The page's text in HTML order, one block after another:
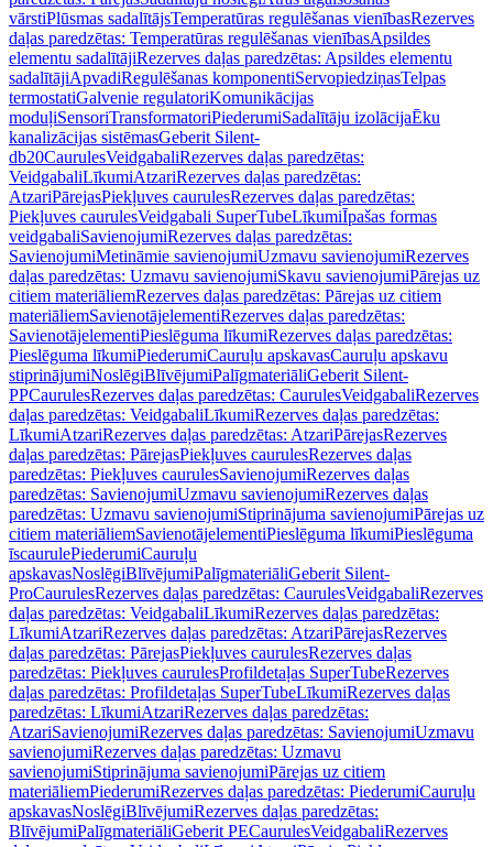
vārstiPlūsmas sadalītājsTemperatūras regulēšanas vienībasRezerves
daļas paredzētas: Temperatūras regulēšanas vienībasApsildes
elementu sadalītājiRezerves daļas paredzētas: Apsildes elementu
sadalītājiApvadiRegulēšanas komponentiServopiedziņasTelpas
termostatiGalvenie regulatoriKomunikācijas
moduļiSensoriTransformatoriPiederumiSadalītāju izolācijaĒku
kanalizācijas sistēmasGeberit Silent-
db20CaurulesVeidgabaliRezerves daļas paredzētas:
VeidgabaliLīkumiAtzariRezerves daļas paredzētas:
AtzariPārejasPiekļuves caurulesRezerves daļas paredzētas:
Piekļuves caurulesVeidgabali SuperTubeLīkumiĪpašas formas
veidgabaliSavienojumiRezerves daļas paredzētas:
SavienojumiMetināmie savienojumiUzmavu savienojumiRezerves
daļas paredzētas: Uzmavu savienojumiSkavu savienojumiPārejas uz
citiem materiāliemRezerves daļas paredzētas: Pārejas uz citiem
materiāliemSavienotājelementiRezerves daļas paredzētas:
SavienotājelementiPieslēguma līkumiRezerves daļas paredzētas:
Pieslēguma līkumiPiederumiCauruļu apskavasCauruļu apskavu
stiprinājumiNoslēgiBlīvējumiPalīgmateriāliGeberit Silent-
PPCaurulesRezerves daļas paredzētas: CaurulesVeidgabaliRezerves
daļas paredzētas: VeidgabaliLīkumiRezerves daļas paredzētas:
LīkumiAtzariRezerves daļas paredzētas: AtzariPārejasRezerves
daļas paredzētas: PārejasPiekļuves caurulesRezerves daļas
paredzētas: Piekļuves caurulesSavienojumiRezerves daļas
paredzētas: SavienojumiUzmavu savienojumiRezerves daļas
paredzētas: Uzmavu savienojumiStiprinājuma savienojumiPārejas uz
citiem materiāliemSavienotājelementiPieslēguma līkumiPieslēguma
īscaurulePiederumiCauruļu
apskavasNoslēgiBlīvējumiPalīgmateriāliGeberit Silent-
ProCaurulesRezerves daļas paredzētas: CaurulesVeidgabaliRezerves
daļas paredzētas: VeidgabaliLīkumiRezerves daļas paredzētas:
LīkumiAtzariRezerves daļas paredzētas: AtzariPārejasRezerves
daļas paredzētas: PārejasPiekļuves caurulesRezerves daļas
paredzētas: Piekļuves caurulesProfildetaļas SuperTubeRezerves
daļas paredzētas: Profildetaļas SuperTubeLīkumiRezerves daļas
paredzētas: LīkumiAtzariRezerves daļas paredzētas:
AtzariSavienojumiRezerves daļas paredzētas: SavienojumiUzmavu
savienojumiRezerves daļas paredzētas: Uzmavu
savienojumiStiprinājuma savienojumiPārejas uz citiem
materiāliemPiederumiRezerves daļas paredzētas: PiederumiCauruļu
apskavasNoslēgiBlīvējumiRezerves daļas paredzētas:
BlīvējumiPalīgmateriāliGeberit PECaurulesVeidgabaliRezerves